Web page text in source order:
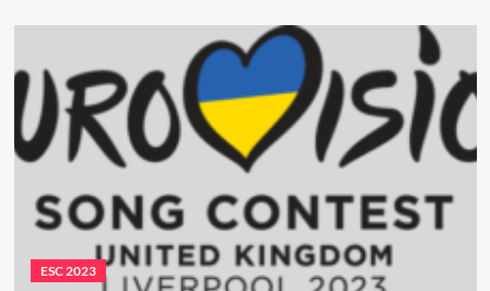
Marco
und
das
Sanremo-
Festival
ESC 2023